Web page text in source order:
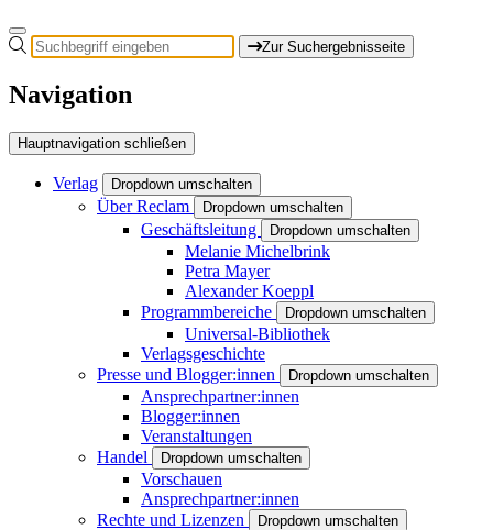
Zur Suchergebnisseite
Navigation
Hauptnavigation schließen
Verlag Dropdown umschalten
Über Reclam Dropdown umschalten
Geschäftsleitung Dropdown umschalten
Melanie Michelbrink
Petra Mayer
Alexander Koeppl
Programmbereiche
Dropdown umschalten
Universal-Bibliothek
Verlagsgeschichte
Presse und Blogger:innen
Dropdown umschalten
Ansprechpartner:innen
Blogger:innen
Veranstaltungen
Handel
Dropdown umschalten
Vorschauen
Ansprechpartner:innen
Rechte und Lizenzen
Dropdown umschalten